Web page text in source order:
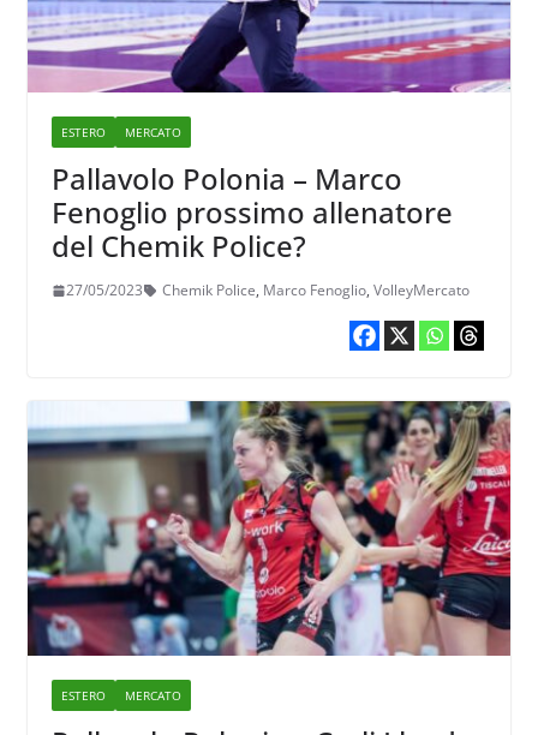
ESTERO MERCATO
Pallavolo Polonia – Marco
Fenoglio prossimo allenatore
del Chemik Police?
27/05/2023 Chemik Police, Marco Fenoglio, VolleyMercato
ESTERO MERCATO